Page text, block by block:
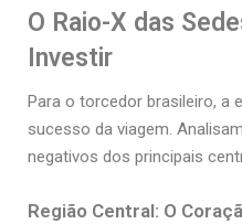
O Raio-X das
Investir
Para o torcedor brasileiro, a
sucesso da viagem.
negativos dos principais
Região Central: O